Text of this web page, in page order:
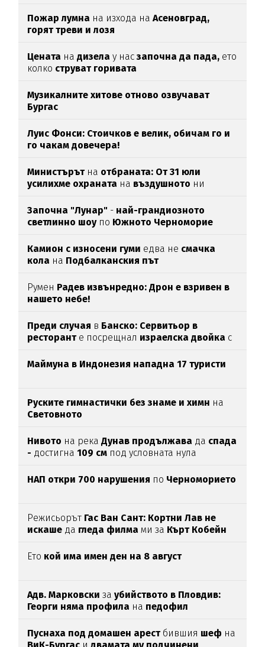
Пожар лумна на изхода наАсеновград,
горят треви и лозя
Цената надизела у насзапочна да пада, ето
колко струват горивата
Музикалните хитове отново озвучават
Бургас
Луис Фонси: Стоичков е велик, обичам го и
го чакам довечера!
Министърътна отбраната: От 31 юли
усилихме охраната на въздушното ни
Започна "Лунар" - най-грандиозното
светлинно шоупо Южното Черноморие
Камион с износени гуми едва нe смачка
кола на Подбалканския път
Румен Радев извънредно: Дрон е взривен в
нашето небе!
Преди случая в Банско: Сервитьор в
ресторант е посрещнал израелска двойка с
Маймуна в Индонезия нападна 17 туристи
Руските гимнастички без знаме и химн на
Световното
Нивото на рекаДунав продължава да спада
- достигна109 см под условната нула
НАП откри 700 нарушения по Черноморието
Режисьорът Гас Ван Сант: Кортни Лав не
искаше да гледа филма ми за Кърт Кобейн
Ето кой има имен ден на 8 август
Адв. Марковски заубийството в Пловдив:
Георги няма профила на педофил
Пуснаха под домашен арестбившия шеф на